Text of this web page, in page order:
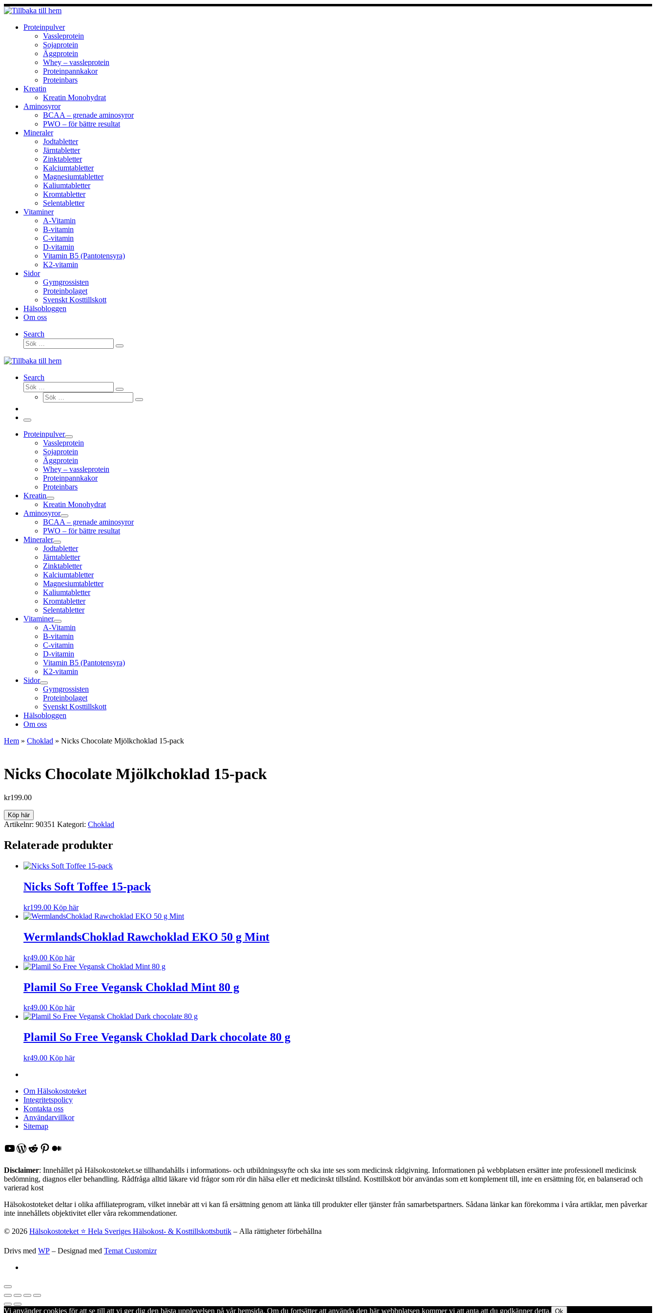
Hoppa
till
innehållProteinpulver
Vassleprotein
Sojaprotein
Äggprotein
Whey – vassleprotein
Proteinpannkakor
Proteinbars
Kreatin
Kreatin Monohydrat
Aminosyror
BCAA – grenade aminosyror
PWO – för bättre resultat
Mineraler
Jodtabletter
Järntabletter
Zinktabletter
Kalciumtabletter
Magnesiumtabletter
Kaliumtabletter
Kromtabletter
Selentabletter
Vitaminer
A-Vitamin
B-vitamin
C-vitamin
D-vitamin
Vitamin B5 (Pantotensyra)
K2-vitamin
Sidor
Gymgrossisten
Proteinbolaget
Svenskt Kosttillskott
Hälsobloggen
Om oss
Search
Sök
Sök
Search
Sök
Sök
Sök
Sök
Meny
Proteinpulver
Vassleprotein
Sojaprotein
Äggprotein
Whey – vassleprotein
Proteinpannkakor
Proteinbars
Kreatin
Kreatin Monohydrat
Aminosyror
BCAA – grenade aminosyror
PWO – för bättre resultat
Mineraler
Jodtabletter
Järntabletter
Zinktabletter
Kalciumtabletter
Magnesiumtabletter
Kaliumtabletter
Kromtabletter
Selentabletter
Vitaminer
A-Vitamin
B-vitamin
C-vitamin
D-vitamin
Vitamin B5 (Pantotensyra)
K2-vitamin
Sidor
Gymgrossisten
Proteinbolaget
Svenskt Kosttillskott
Hälsobloggen
Om oss
Hem » Choklad » Nicks Chocolate Mjölkchoklad 15-pack
Nicks Chocolate Mjölkchoklad 15-pack
kr199.00
Köp här
Artikelnr: 90351 Kategori: Choklad
Relaterade produkter
Nicks Soft Toffee 15-pack
kr199.00 Köp här
WermlandsChoklad Rawchoklad EKO 50 g Mint
kr49.00 Köp här
Plamil So Free Vegansk Choklad Mint 80 g
kr49.00 Köp här
Plamil So Free Vegansk Choklad Dark chocolate 80 g
kr49.00 Köp här
Om Hälsokostoteket
Integritetspolicy
Kontakta oss
Användarvillkor
Sitemap
YouTube
WordPress
Reddit
Pinterest
Medium
Disclaimer: Innehållet på Hälsokostoteket.se tillhandahålls i informations- och utbildningssyfte och ska inte ses som medicinsk rådgivning. Informationen på webbplatsen ersätter inte professionell medicinsk
bedömning, diagnos eller behandling. Rådfråga alltid läkare vid frågor som rör din hälsa eller ett medicinskt tillstånd. Kosttillskott bör användas som ett komplement till, inte en ersättning för, en balanserad och
varierad kost
Hälsokostoteket deltar i olika affiliateprogram, vilket innebär att vi kan få ersättning genom att länka till produkter eller tjänster från samarbetspartners. Sådana länkar kan förekomma i våra artiklar, men påverkar
inte innehållets objektivitet eller våra rekommendationer.
© 2026 Hälsokostoteket ⭐️ Hela Sveriges Hälsokost- & Kosttillskottsbutik – Alla rättigheter förbehållna
Drivs med WP – Designad med Temat Customizr
Vi använder cookies för att se till att vi ger dig den bästa upplevelsen på vår hemsida. Om du fortsätter att använda den här webbplatsen kommer vi att anta att du godkänner detta. Ok